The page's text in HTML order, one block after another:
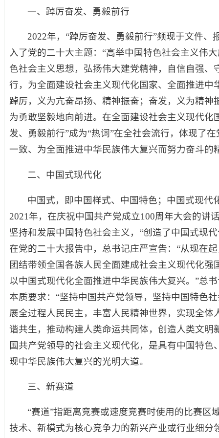
一、踔厉奋发、勇毅前行
2022年，“踔厉奋发、勇毅前行”频现于文件、
入了党的二十大主题：“高举中国特色社会主义伟
色社会主义思想，弘扬伟大建党精神，自信自强、
行，为全面建设社会主义现代化国家、全面推进中
踔厉，义为亢奋昂扬、精神振奋；奋发，义为精神
为勇敢坚毅地向前进。在全面建设社会主义现代化
发、勇毅前行”成为“热词”在全社会流行，体现了
一致、为全面推进中华民族伟大复兴而努力奋斗的
二、中国式现代化
中国式，即中国样式、中国特色；中国式现代
2021年，在庆祝中国共产党成立100周年大会的讲
坚持和发展中国特色社会主义，“创造了中国式现
在党的二十大报告中，总书记庄严宣告：“从现在
团结带领全国各族人民全面建成社会主义现代化强
以中国式现代化全面推进中华民族伟大复兴。”总
本质要求：“坚持中国共产党领导，坚持中国特色
展全过程人民民主，丰富人民精神世界，实现全体
谐共生，推动构建人类命运共同体，创造人类文明
国共产党领导的社会主义现代化，是具有中国特色
现中华民族伟大复兴的光明大道。
三、新赛道
“赛道”指距离竞赛或速度竞赛时使用的比赛区
技术、新模式为核心竞争力的新兴产业或行业细分